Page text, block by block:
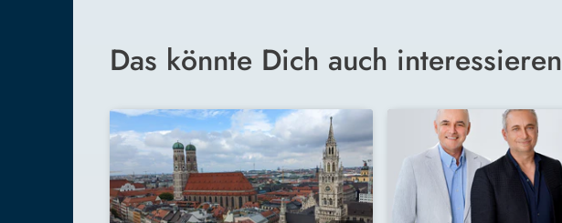
Das könnte Dich auch interessieren